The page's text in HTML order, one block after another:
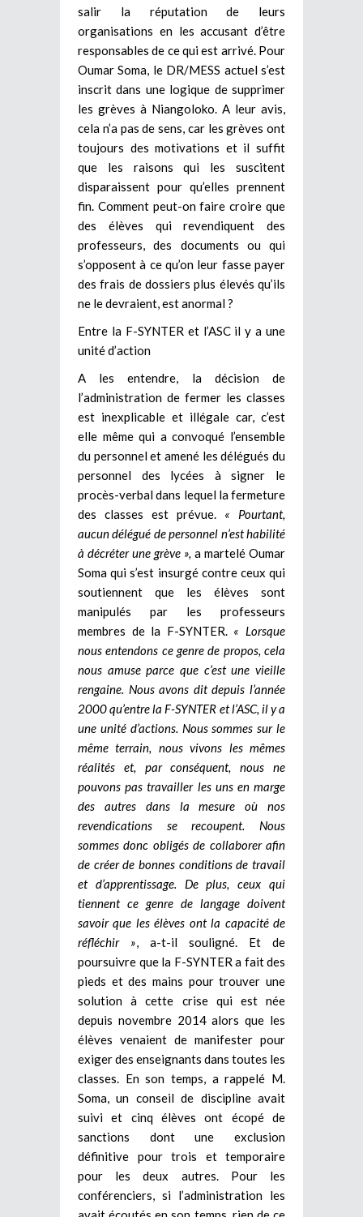
salir la réputation de leurs
organisations en les accusant d’être
responsables de ce qui est arrivé. Pour
Oumar Soma, le DR/MESS actuel s’est
inscrit dans une logique de supprimer
les grèves à Niangoloko. A leur avis,
cela n’a pas de sens, car les grèves ont
toujours des motivations et il suffit
que les raisons qui les suscitent
disparaissent pour qu’elles prennent
fin. Comment peut-on faire croire que
des élèves qui revendiquent des
professeurs, des documents ou qui
s’opposent à ce qu’on leur fasse payer
des frais de dossiers plus élevés qu’ils
ne le devraient, est anormal ?
Entre la F-SYNTER et l’ASC il y a une
unité d’action
A les entendre, la décision de
l’administration de fermer les classes
est inexplicable et illégale car, c’est
elle même qui a convoqué l’ensemble
du personnel et amené les délégués du
personnel des lycées à signer le
procès-verbal dans lequel la fermeture
des classes est prévue. « Pourtant,
aucun délégué de personnel n’est habilité
à décréter une grève », a martelé Oumar
Soma qui s’est insurgé contre ceux qui
soutiennent que les élèves sont
manipulés par les professeurs
membres de la F-SYNTER. « Lorsque
nous entendons ce genre de propos, cela
nous amuse parce que c’est une vieille
rengaine. Nous avons dit depuis l’année
2000 qu’entre la F-SYNTER et l’ASC, il y a
une unité d’actions. Nous sommes sur le
même terrain, nous vivons les mêmes
réalités et, par conséquent, nous ne
pouvons pas travailler les uns en marge
des autres dans la mesure où nos
revendications se recoupent. Nous
sommes donc obligés de collaborer afin
de créer de bonnes conditions de travail
et d’apprentissage. De plus, ceux qui
tiennent ce genre de langage doivent
savoir que les élèves ont la capacité de
réfléchir » , a-t-il souligné. Et de
poursuivre que la F-SYNTER a fait des
pieds et des mains pour trouver une
solution à cette crise qui est née
depuis novembre 2014 alors que les
élèves venaient de manifester pour
exiger des enseignants dans toutes les
classes. En son temps, a rappelé M.
Soma, un conseil de discipline avait
suivi et cinq élèves ont écopé de
sanctions dont une exclusion
définitive pour trois et temporaire
pour les deux autres. Pour les
conférenciers, si l’administration les